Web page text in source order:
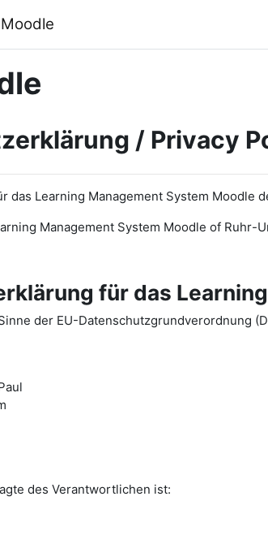
/ Privacy
das Learning Management System Moodle
Management System Moodle of Ruhr-
für das
der EU-Datenschutzgrundverordnung
des Verantwortlichen ist: